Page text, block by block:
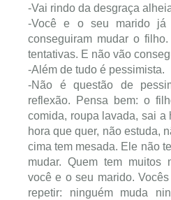
-Vai rindo da desgraça
-Você e o seu marido já
conseguiram mudar o
tentativas. E não vão
-Além de tudo é pessimista.
-Não é questão de
reflexão. Pensa bem: o
comida, roupa lavada, sai a
hora que quer, não estuda,
cima tem mesada. Ele não
mudar. Quem tem muitos
você e o seu marido.
repetir: ninguém muda